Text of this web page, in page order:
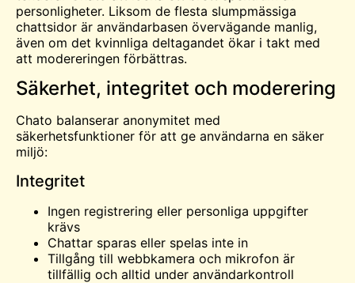
personligheter. Liksom de flesta slumpmässiga
chattsidor är användarbasen övervägande manlig,
även om det kvinnliga deltagandet ökar i takt med
att modereringen förbättras.
Säkerhet, integritet och moderering
Chato balanserar anonymitet med
säkerhetsfunktioner för att ge användarna en säker
miljö:
Integritet
Ingen registrering eller personliga uppgifter
krävs
Chattar sparas eller spelas inte in
Tillgång till webbkamera och mikrofon är
tillfällig och alltid under användarkontroll